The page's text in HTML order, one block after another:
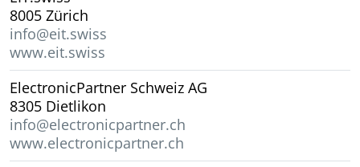
8005 Zürich
info@eit.swiss
www.eit.swiss
ElectronicPartner Schweiz AG
8305 Dietlikon
info@electronicpartner.ch
www.electronicpartner.ch